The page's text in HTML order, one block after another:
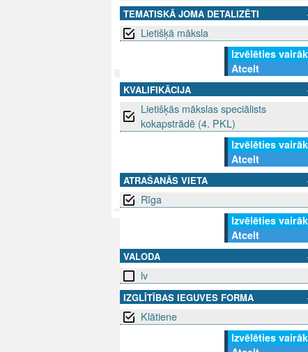
TEMATISKĀ JOMA DETALIZĒTI
Lietišķā māksla
Izvēlēties vairāk
Atcelt
KVALIFIKĀCIJA
Lietišķās mākslas speciālists
kokapstrādē (4. PKL)
Izvēlēties vairāk
Atcelt
ATRAŠANĀS VIETA
Rīga
Izvēlēties vairāk
Atcelt
VALODA
lv
IZGLĪTĪBAS IEGUVES FORMA
Klātiene
Izvēlēties vairāk
SEKO MUMS
©